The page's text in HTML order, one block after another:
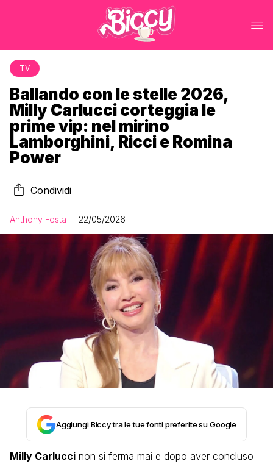
TV
Ballando con le stelle 2026,
Milly Carlucci corteggia le
prime vip: nel mirino
Lamborghini, Ricci e Romina
Power
Condividi
Anthony Festa 22/05/2026
Aggiungi Biccy tra le tue fonti preferite su Google
Milly Carlucci non si ferma mai e dopo aver concluso